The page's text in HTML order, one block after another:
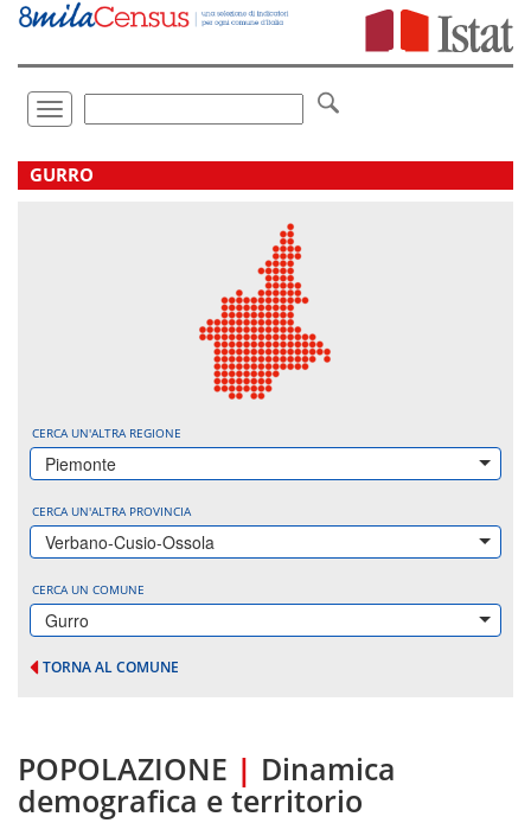
Vai
direttamente
Toggle
navigation
.
GURRO
CERCA UN'ALTRA REGIONE
Piemonte
CERCA UN'ALTRA PROVINCIA
Verbano-Cusio-Ossola
CERCA UN COMUNE
Gurro
TORNA AL COMUNE
POPOLAZIONE | Dinamica
demografica e territorio